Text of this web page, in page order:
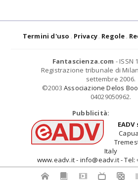
Termini d'uso Privacy Regole
Fantascienza.com - ISSN
Registrazione tribunale di
settembre 2006.
©2003 Associazione Delos
04029050962.
Pubblicità:
Italy
www.eadv.it - info@eadv.it - Tel: